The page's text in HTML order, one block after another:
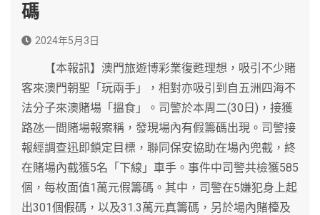
碼
2024年5月3日
【本報訊】澳門旅遊博彩業復甦理想，吸引不少賭
客來澳門朝聖「玩兩手」，相對亦吸引到自五洲四海不
法分子來澳賭場「搵食」。司警於本周二(30日)，接獲
路氹一間賭場報案稱，發現場內有假籌碼出現。司警接
報經調查迅即鎖定目標，聯同保安協助在場內兜截，終
在賭場內截獲5名「下線」車手。事件中司警共檢獲585
個，每枚面值1萬元假籌碼。其中，司警在5嫌犯身上起
出301個假碼，以及31.3萬元真籌碼，另於場內賭檯及